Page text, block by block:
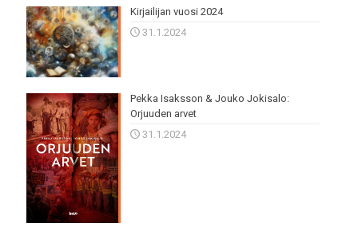
Kirjailijan vuosi 2024
31.1.2024
Pekka Isaksson & Jouko Jokisalo:
Orjuuden arvet
31.1.2024